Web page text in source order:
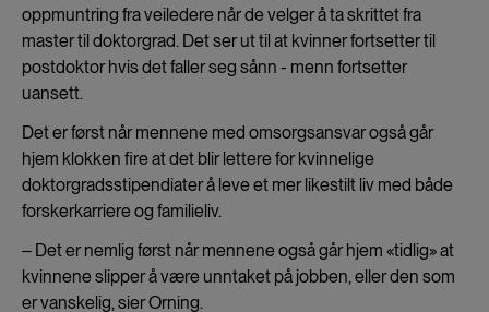
oppmuntring fra veiledere når de velger å ta skrittet fra
master til doktorgrad. Det ser ut til at kvinner fortsetter til
postdoktor hvis det faller seg sånn - menn fortsetter
uansett.
Det er først når mennene med omsorgsansvar også går
hjem klokken fire at det blir lettere for kvinnelige
doktorgradsstipendiater å leve et mer likestilt liv med både
forskerkarriere og familieliv.
‒ Det er nemlig først når mennene også går hjem «tidlig» at
kvinnene slipper å være unntaket på jobben, eller den som
er vanskelig, sier Orning.